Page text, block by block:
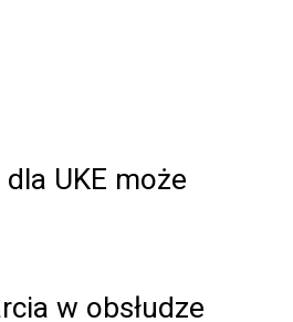
UKE może
w obsłudze